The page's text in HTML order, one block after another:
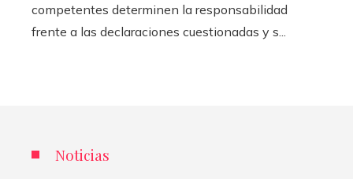
competentes determinen la responsabilidad
frente a las declaraciones cuestionadas y s...
Noticias